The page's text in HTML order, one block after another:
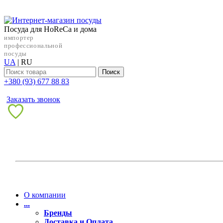
Посуда для HoReCa и дома
импортер
профессиональной
посуды
UA | RU
Поиск
+38‎0 (93) 677 88 83
Заказать звонок
О компании
...
Бренды